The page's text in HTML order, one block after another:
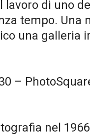
lavoro di uno
tempo.
una galleria
–
nel